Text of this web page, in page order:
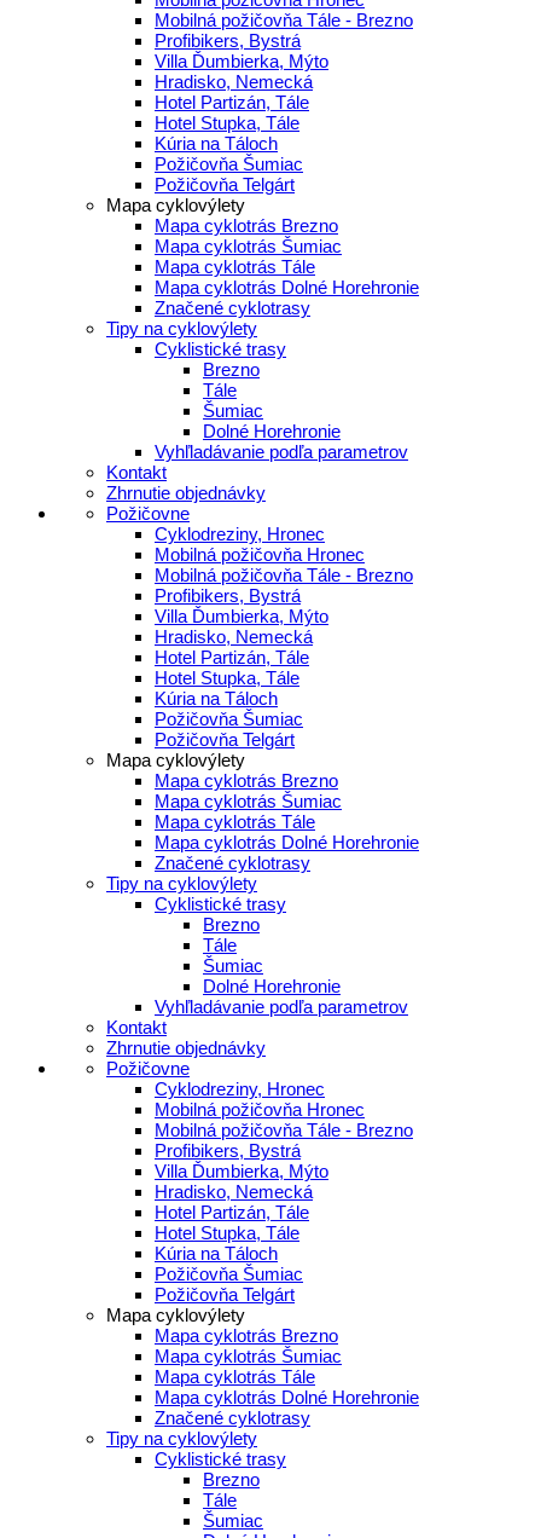
Mobilná požičovňa Tále - Brezno
Profibikers, Bystrá
Villa Ďumbierka, Mýto
Hradisko, Nemecká
Hotel Partizán, Tále
Hotel Stupka, Tále
Kúria na Táloch
Požičovňa Šumiac
Požičovňa Telgárt
Mapa cyklovýlety
Mapa cyklotrás Brezno
Mapa cyklotrás Šumiac
Mapa cyklotrás Tále
Mapa cyklotrás Dolné Horehronie
Značené cyklotrasy
Tipy na cyklovýlety
Cyklistické trasy
Brezno
Tále
Šumiac
Dolné Horehronie
Vyhľladávanie podľa parametrov
Kontakt
Zhrnutie objednávky
Požičovne
Cyklodreziny, Hronec
Mobilná požičovňa Hronec
Mobilná požičovňa Tále - Brezno
Profibikers, Bystrá
Villa Ďumbierka, Mýto
Hradisko, Nemecká
Hotel Partizán, Tále
Hotel Stupka, Tále
Kúria na Táloch
Požičovňa Šumiac
Požičovňa Telgárt
Mapa cyklovýlety
Mapa cyklotrás Brezno
Mapa cyklotrás Šumiac
Mapa cyklotrás Tále
Mapa cyklotrás Dolné Horehronie
Značené cyklotrasy
Tipy na cyklovýlety
Cyklistické trasy
Brezno
Tále
Šumiac
Dolné Horehronie
Vyhľladávanie podľa parametrov
Kontakt
Zhrnutie objednávky
Požičovne
Cyklodreziny, Hronec
Mobilná požičovňa Hronec
Mobilná požičovňa Tále - Brezno
Profibikers, Bystrá
Villa Ďumbierka, Mýto
Hradisko, Nemecká
Hotel Partizán, Tále
Hotel Stupka, Tále
Kúria na Táloch
Požičovňa Šumiac
Požičovňa Telgárt
Mapa cyklovýlety
Mapa cyklotrás Brezno
Mapa cyklotrás Šumiac
Mapa cyklotrás Tále
Mapa cyklotrás Dolné Horehronie
Značené cyklotrasy
Tipy na cyklovýlety
Cyklistické trasy
Brezno
Tále
Šumiac